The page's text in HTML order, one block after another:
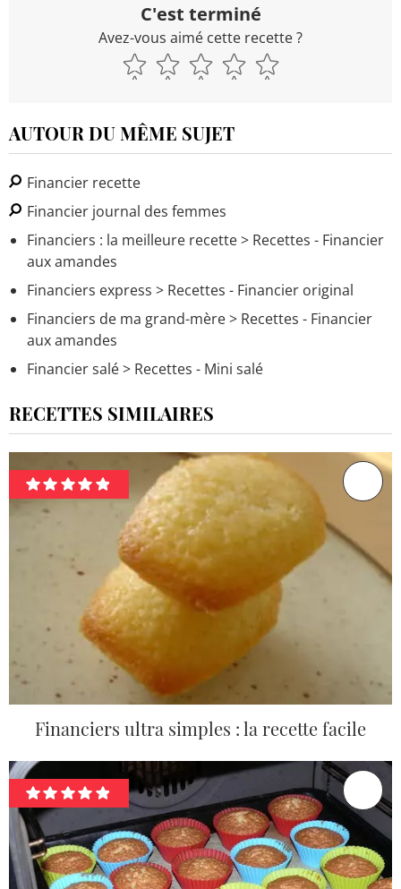
C'est terminé
Avez-vous aimé cette recette ?
AUTOUR DU MÊME SUJET
Financier recette
Financier journal des femmes
Financiers : la meilleure recette> Recettes - Financier
aux amandes
Financiers express > Recettes - Financier original
Financiers de ma grand-mère> Recettes - Financier
aux amandes
Financier salé> Recettes - Mini salé
RECETTES SIMILAIRES
Financiers ultra simples : la recette facile